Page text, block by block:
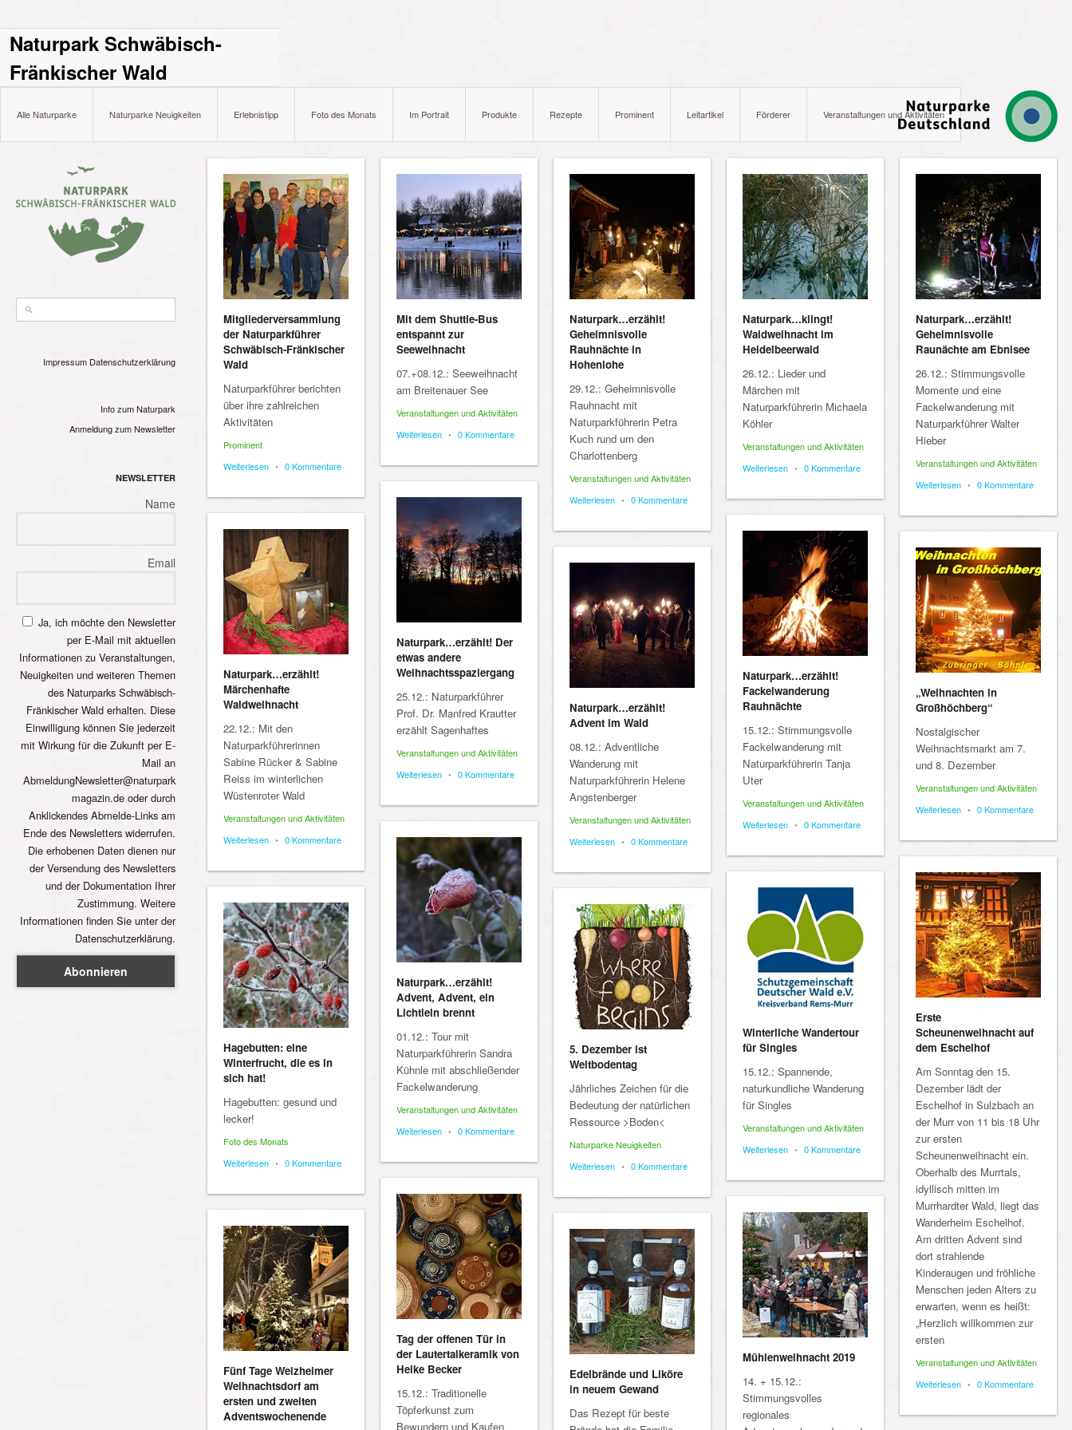
Naturpark Schwäbisch-
Fränkischer Wald
Alle Naturparke Naturparke Neuigkeiten Erlebnistipp Foto des Monats Im Portrait Produkte Rezepte Prominent Leitartikel Förderer Veranstaltungen und Aktivitäten
Impressum Datenschutzerklärung
Info zum Naturpark
Anmeldung zum Newsletter
NEWSLETTER
Name
Email
Ja, ich möchte den Newsletter
per E-Mail mit aktuellen
Informationen zu Veranstaltungen,
Neuigkeiten und weiteren Themen
des Naturparks Schwäbisch-
Fränkischer Wald erhalten. Diese
Einwilligung können Sie jederzeit
mit Wirkung für die Zukunft per E-
Mail an
AbmeldungNewsletter@naturpark
magazin.de oder durch
Anklickendes Abmelde-Links am
Ende des Newsletters widerrufen.
Die erhobenen Daten dienen nur
der Versendung des Newsletters
und der Dokumentation Ihrer
Zustimmung. Weitere
Informationen finden Sie unter der
Datenschutzerklärung.
Mitgliederversammlung
der Naturparkführer
Schwäbisch-Fränkischer
Wald
Naturparkführer berichten
über ihre zahlreichen
Aktivitäten
Prominent
Weiterlesen • 0 Kommentare
Mit dem Shuttle-Bus
entspannt zur
Seeweihnacht
07.+08.12.: Seeweihnacht
am Breitenauer See
Veranstaltungen und Aktivitäten
Weiterlesen • 0 Kommentare
Naturpark…erzählt!
Geheimnisvolle
Rauhnächte in
Hohenlohe
29.12.: Geheimnisvolle
Rauhnacht mit
Naturparkführerin Petra
Kuch rund um den
Charlottenberg
Veranstaltungen und Aktivitäten
Weiterlesen • 0 Kommentare
Naturpark…klingt!
Waldweihnacht im
Heidelbeerwald
26.12.: Lieder und
Märchen mit
Naturparkführerin Michaela
Köhler
Veranstaltungen und Aktivitäten
Weiterlesen • 0 Kommentare
Naturpark…erzählt!
Geheimnisvolle
Raunächte am Ebnisee
26.12.: Stimmungsvolle
Momente und eine
Fackelwanderung mit
Naturparkführer Walter
Hieber
Veranstaltungen und Aktivitäten
Weiterlesen • 0 Kommentare
Naturpark…erzählt! Der
etwas andere
Weihnachtsspaziergang
25.12.: Naturparkführer
Prof. Dr. Manfred Krautter
erzählt Sagenhaftes
Veranstaltungen und Aktivitäten
Weiterlesen • 0 Kommentare
Naturpark…erzählt!
Märchenhafte
Waldweihnacht
22.12.: Mit den
Naturparkführerinnen
Sabine Rücker & Sabine
Reiss im winterlichen
Wüstenroter Wald
Veranstaltungen und Aktivitäten
Weiterlesen • 0 Kommentare
Naturpark…erzählt!
Fackelwanderung
Rauhnächte
15.12.: Stimmungsvolle
Fackelwanderung mit
Naturparkführerin Tanja
Uter
Veranstaltungen und Aktivitäten
Weiterlesen • 0 Kommentare
„Weihnachten in
Großhöchberg“
Nostalgischer
Weihnachtsmarkt am 7.
und 8. Dezember
Veranstaltungen und Aktivitäten
Weiterlesen • 0 Kommentare
Naturpark…erzählt!
Advent im Wald
08.12.: Adventliche
Wanderung mit
Naturparkführerin Helene
Angstenberger
Veranstaltungen und Aktivitäten
Weiterlesen • 0 Kommentare
Naturpark…erzählt!
Advent, Advent, ein
Lichtlein brennt
01.12.: Tour mit
Naturparkführerin Sandra
Kühnle mit abschließender
Fackelwanderung
Veranstaltungen und Aktivitäten
Weiterlesen • 0 Kommentare
Erste
Scheunenweihnacht auf
dem Eschelhof
Am Sonntag den 15.
Dezember lädt der
Eschelhof in Sulzbach an
der Murr von 11 bis 18 Uhr
zur ersten
Scheunenweihnacht ein.
Oberhalb des Murrtals,
idyllisch mitten im
Murrhardter Wald, liegt das
Wanderheim Eschelhof.
Am dritten Advent sind
dort strahlende
Kinderaugen und fröhliche
Menschen jeden Alters zu
erwarten, wenn es heißt:
„Herzlich willkommen zur
ersten
Veranstaltungen und Aktivitäten
Weiterlesen • 0 Kommentare
Winterliche Wandertour
für Singles
15.12.: Spannende,
naturkundliche Wanderung
für Singles
Veranstaltungen und Aktivitäten
Weiterlesen • 0 Kommentare
Hagebutten: eine
Winterfrucht, die es in
sich hat!
Hagebutten: gesund und
lecker!
Foto des Monats
Weiterlesen • 0 Kommentare
5. Dezember ist
Weltbodentag
Jährliches Zeichen für die
Bedeutung der natürlichen
Ressource >Boden<
Naturparke Neuigkeiten
Weiterlesen • 0 Kommentare
Tag der offenen Tür in
der Lautertalkeramik von
Heike Becker
15.12.: Traditionelle
Töpferkunst zum
Bewundern und Kaufen
Mühlenweihnacht 2019
14. + 15.12.:
Stimmungsvolles
regionales
Fünf Tage Welzheimer
Weihnachtsdorf am
ersten und zweiten
Adventswochenende
Edelbrände und Liköre
in neuem Gewand
Das Rezept für beste